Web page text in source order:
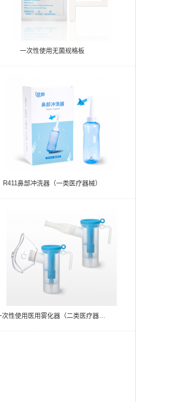
一次性使用无菌规格板
R411鼻部冲洗器（一类医疗器械）
一次性使用医用雾化器（二类医疗器械）